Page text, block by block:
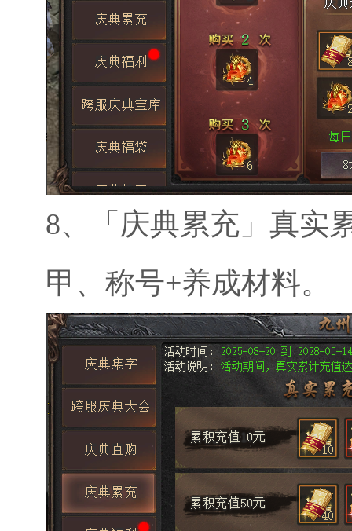
8、
「庆典累充」真实
甲、称号+养成材料。